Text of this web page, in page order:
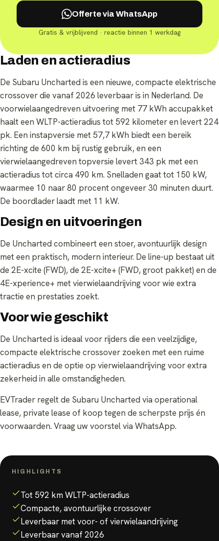
Offerte via WhatsApp
Gratis & vrijblijvend · reactie binnen 1 werkdag
Laden en actieradius
De Subaru Uncharted is een nieuwe, compacte elektrische
crossover die vanaf 2026 leverbaar is in Nederland. De
voorwielaangedreven uitvoering met 77 kWh accupakket
haalt een WLTP-actieradius tot 592 kilometer en levert 224
pk. Een instapversie met 57,7 kWh biedt een bereik
richting de 600 km bij rustig gebruik, en een
vierwielaangedreven topversie levert 343 pk met een
actieradius tot circa 490 km. Snelladen gaat tot 150 kW,
waarmee 10 naar 80 procent ongeveer 30 minuten duurt.
De boordlader laadt met 11 kW.
Design en uitvoeringen
De Uncharted combineert een stoer, avontuurlijk design
met een praktisch, modern interieur. De line-up bestaat uit
de 2E-xcite (FWD), de 2E-xcite+ (FWD, groot pakket) en de
4E-xperience+ met vierwielaandrijving voor wie extra
tractie en prestaties zoekt.
Voor wie geschikt
De Uncharted is ideaal voor rijders die een veelzijdige,
compacte elektrische crossover zoeken met een ruime
actieradius en de optie op vierwielaandrijving voor extra
zekerheid in alle omstandigheden.
EVTrader regelt de Subaru Uncharted via operational
lease, private lease of koop tegen de scherpste prijs én
voorwaarden. Vraag uw voorstel via WhatsApp.
HIGHLIGHTS
Tot 592 km WLTP-actieradius
Compacte, avontuurlijke crossover
Leverbaar met voor- of vierwielaandrijving
Leverbaar vanaf 2026